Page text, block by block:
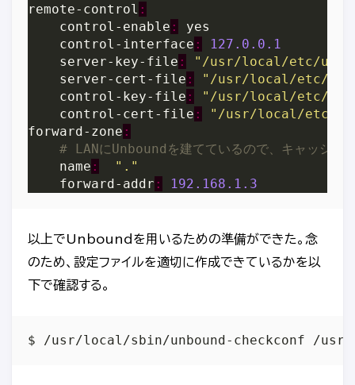
remote-control :
	control-enable
:
	control-interface
:
127.0.0.1
	server-key-file
:
"/usr/local/etc/
	server-cert-file
:
"/usr/local/etc/
	control-key-file
:
"/usr/local/etc/
	control-cert-file
:
"/usr/local/etc/
forward-zone :
	name
:
"."
	forward-addr
: 192.168.1.3
以上でUnboundを用いるための準備ができた。念
のため、設定ファイルを適切に作成できているかを以
下で確認する。